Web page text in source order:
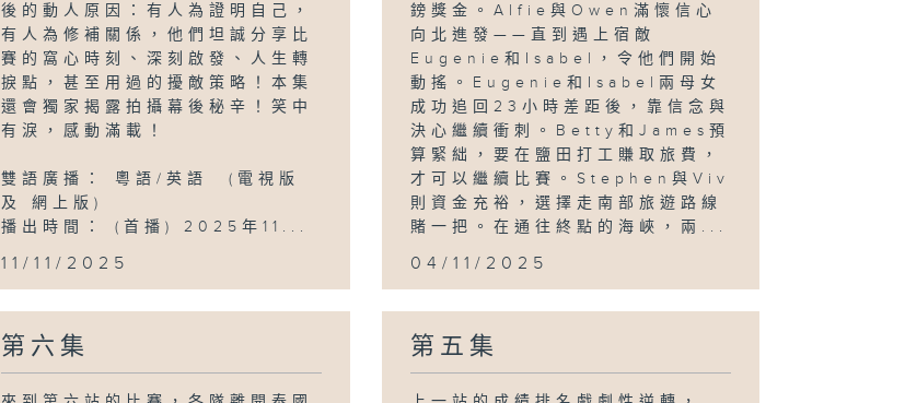
後的動人原因：有人為證明自己，
有人為修補關係，他們坦誠分享比
賽的窩心時刻、深刻啟發、人生轉
捩點，甚至用過的擾敵策略！本集
還會獨家揭露拍攝幕後秘辛！笑中
有淚，感動滿載！
雙語廣播： 粵語/英語 (電視版
及 網上版)
播出時間： (首播) 2025年11...
11/11/2025
鎊獎金。Alfie與Owen滿懷信心
向北進發——直到遇上宿敵
Eugenie和Isabel，令他們開始
動搖。Eugenie和Isabel兩母女
成功追回23小時差距後，靠信念與
決心繼續衝刺。Betty和James預
算緊絀，要在鹽田打工賺取旅費，
才可以繼續比賽。Stephen與Viv
則資金充裕，選擇走南部旅遊路線
賭一把。在通往終點的海峽，兩...
04/11/2025
第六集 第五集